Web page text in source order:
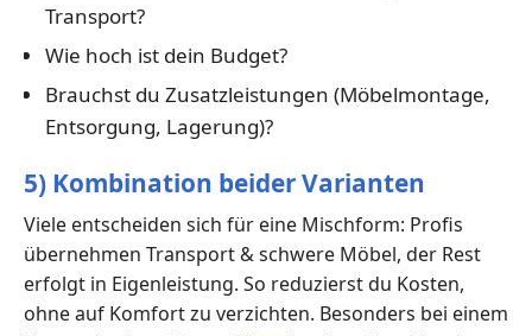
Transport?
Wie hoch ist dein Budget?
Brauchst du Zusatzleistungen (Möbelmontage,
Entsorgung, Lagerung)?
5) Kombination beider Varianten
Viele entscheiden sich für eine Mischform: Profis
übernehmen Transport & schwere Möbel, der Rest
erfolgt in Eigenleistung. So reduzierst du Kosten,
ohne auf Komfort zu verzichten. Besonders bei einem